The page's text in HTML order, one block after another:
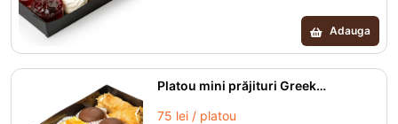
de sodiu, gumă arabică, pectină, coloranți:
caramel, carmin, antociani, riboflavină,
curcumină, annatto, conține dioxid de sulf.)
Adauga
Platou mini prăjituri Greek
75 lei / platou